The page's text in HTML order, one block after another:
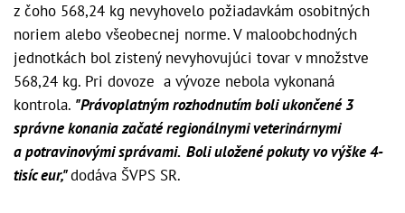
z čoho 568,24 kg nevyhovelo požiadavkám osobitných
noriem alebo všeobecnej norme. V maloobchodných
jednotkách bol zistený nevyhovujúci tovar v množstve
568,24 kg. Pri dovoze a vývoze nebola vykonaná
kontrola. "Právoplatným rozhodnutím boli ukončené 3
správne konania začaté regionálnymi veterinárnymi
a potravinovými správami. Boli uložené pokuty vo výške 4-
tisíc eur,"dodáva ŠVPS SR.